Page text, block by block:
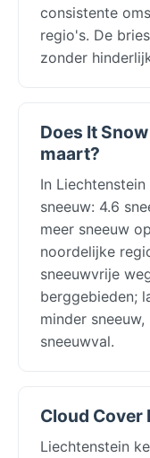
consistente
regio's. De
zonder
Does It
maart?
In
sneeuw: 4.6
meer sneeuw
noordelijke
sneeuwvrije
berggebieden;
minder
sneeuwval.
Cloud Cover
Liechtenstein